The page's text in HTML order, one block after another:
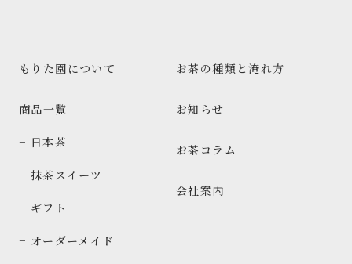
もりた園について
商品一覧
− 日本茶
− 抹茶スイーツ
− ギフト
− オーダーメイド
お茶の種類と淹れ方
お知らせ
お茶コラム
会社案内